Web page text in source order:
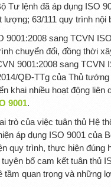
Tư lệnh đã áp dụng ISO
lượng; 63/111 quy trình
9001:2008 sang TCVN
chuyển đổi, đồng thời
9001:2008 sang TCVN
QĐ-TTg của Thủ
khai nhiều hoạt động liên
9001.
trò của việc tuân thủ Hệ
áp dụng ISO 9001 của
quy trình, thực hiện
bố cam kết tuân thủ
quan trọng và những